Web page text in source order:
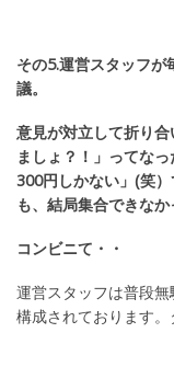
その5.運営スタッフ
議。
意見が対立して折り
ましょ？！」ってな
300円しかない」(笑
も、結局集合できなか
コンビニて・・
運営スタッフは普段
構成されております